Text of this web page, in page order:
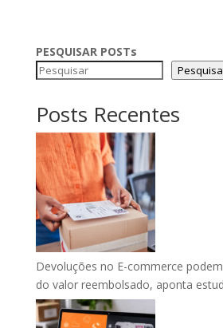
PESQUISAR POSTs
Posts Recentes
Devoluções no E-commerce
do valor reembolsado, aponta